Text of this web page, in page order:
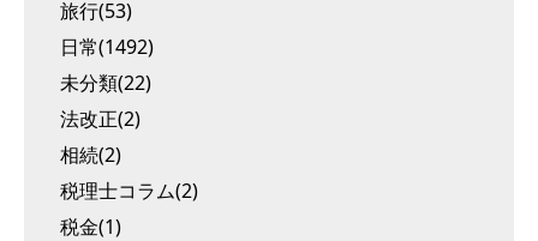
旅行(53)
日常(1492)
未分類(22)
法改正(2)
相続(2)
税理士コラム(2)
税金(1)